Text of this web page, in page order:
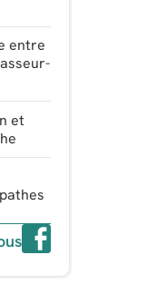
entre
et